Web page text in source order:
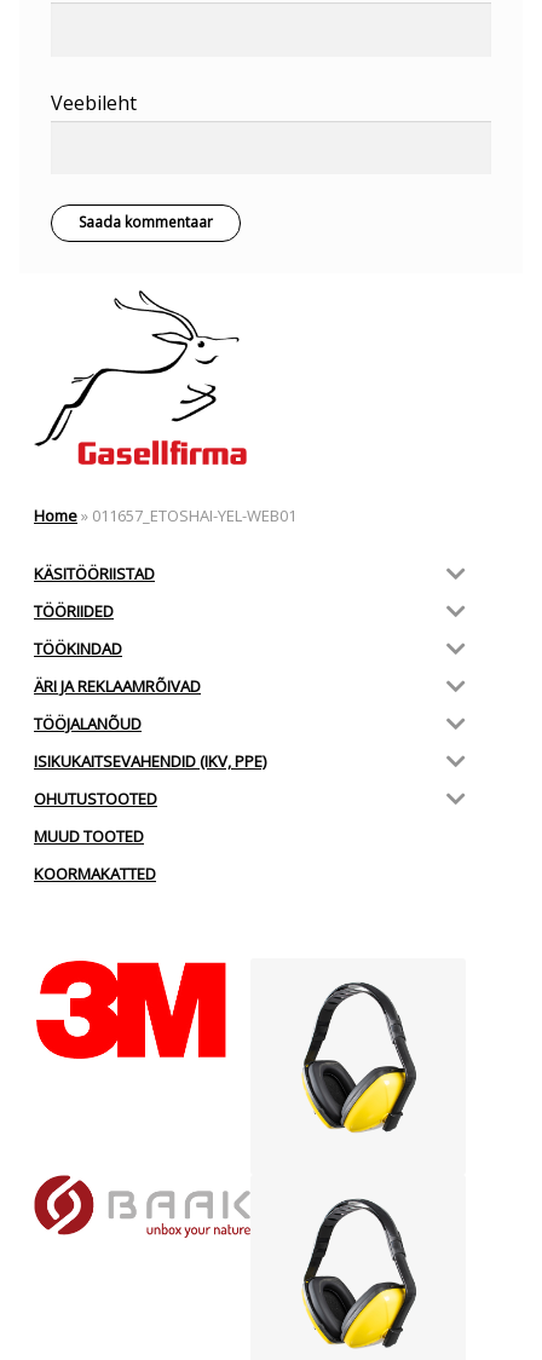
Veebileht
Home» 011657_ETOSHAI-YEL-WEB01
KÄSITÖÖRIISTAD
TÖÖRIIDED
TÖÖKINDAD
ÄRI JA REKLAAMRÕIVAD
TÖÖJALANÕUD
ISIKUKAITSEVAHENDID (IKV, PPE)
OHUTUSTOOTED
MUUD TOOTED
KOORMAKATTED